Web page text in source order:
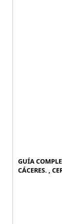
GUÍA
CÁCERES. ,